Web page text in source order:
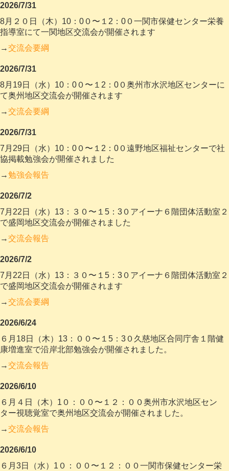
2026/7/31
8月２０日（木）10 ：0０〜１2 ：0０一関市保健センター栄養
指導室にて一関地区交流会が開催されます
→交流会要綱
2026/7/31
8月19日（水）10 ：0０〜１2 ：0０奥州市水沢地区センターに
て奥州地区交流会が開催されます
→交流会要綱
2026/7/31
7 月29日（水）10 ：0０〜１2 ：0０遠野地区福祉センターで社
協掲載勉強会が開催されました
→勉強会報告
2026/7/2
7 月22日（水）13 ：３０〜１5 ：3０アイーナ６階団体活動室２
で盛岡地区交流会が開催されました
→交流会報告
2026/7/2
7 月22日（水）13 ：３０〜１5 ：3０アイーナ６階団体活動室２
で盛岡地区交流会が開催されます
→交流会要綱
2026/6/24
６月18日（木）13 ：００〜１5 ：3０久慈地区合同庁舎１階健
康増進室で沿岸北部勉強会が開催されました 。
→交流会報告
2026/6/10
６月４日（木）1０：００〜１２：００奥州市水沢地区セン
ター視聴覚室で奥州地区交流会が開催されました 。
→交流会報告
2026/6/10
６月3日（水）1０：００〜１２：００一関市保健センター栄